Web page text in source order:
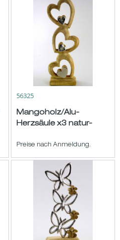
56325
Mangoholz/Alu-
Herzsäule x3 natur-
Preise nach Anmeldung.